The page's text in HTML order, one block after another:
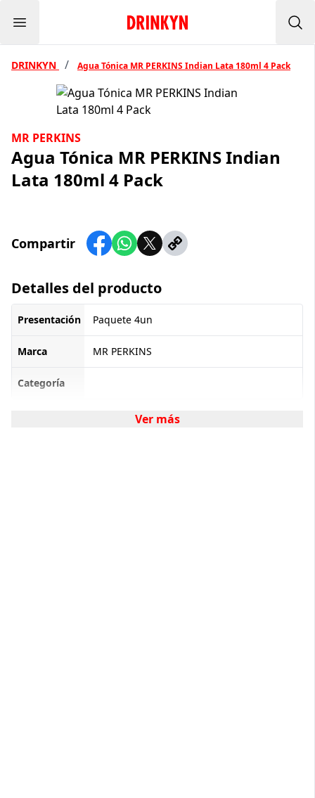
Menu Inicio Drinkyn
DRINKYN / Agua Tónica MR PERKINS Indian Lata 180ml 4 Pack
MR PERKINS
Agua Tónica MR PERKINS Indian
Lata 180ml 4 Pack
Compartir
Detalles del producto
Presentación Paquete 4un
Marca MR PERKINS
Categoría
Ver más